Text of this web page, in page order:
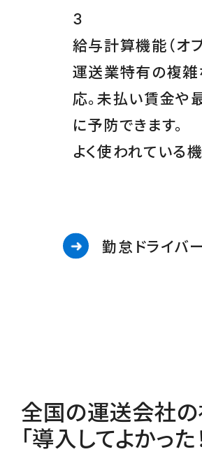
3
給与計算機能 （オ
運送業特有の複
応。未払い賃金や
に予防できます。
よく使われている
勤怠ドライバ
全国の運送会社
「導入してよかっ